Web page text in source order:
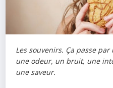
Les souvenirs. Ça passe
une odeur, un bruit, une
une saveur.